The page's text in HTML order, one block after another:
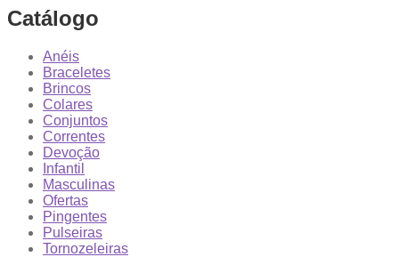
Catálogo
Anéis
Braceletes
Brincos
Colares
Conjuntos
Correntes
Devoção
Infantil
Masculinas
Ofertas
Pingentes
Pulseiras
Tornozeleiras